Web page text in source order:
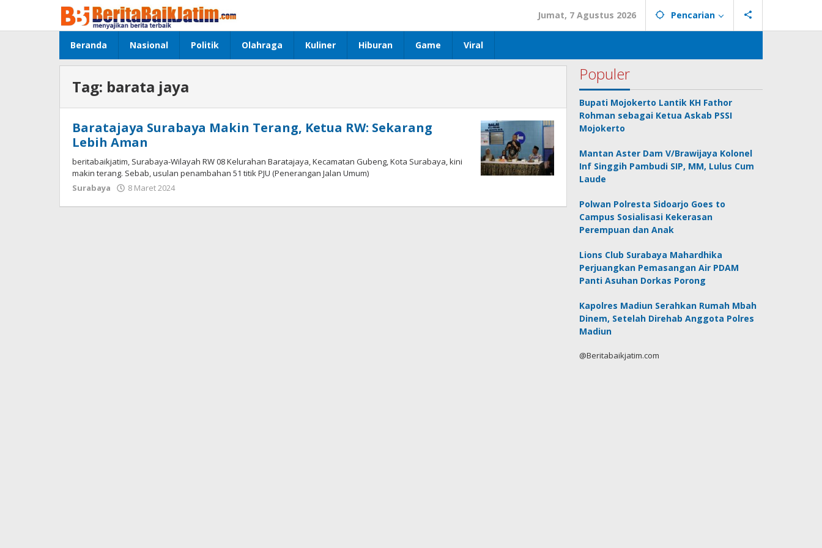
konten
Jumat, 7 Agustus 2026 Pencarian
Beranda Nasional Politik Olahraga Kuliner Hiburan Game Viral
Tag: barata jaya
Baratajaya Surabaya Makin Terang, Ketua RW: Sekarang
Lebih Aman
beritabaikjatim, Surabaya-Wilayah RW 08 Kelurahan Baratajaya, Kecamatan Gubeng, Kota Surabaya, kini
makin terang. Sebab, usulan penambahan 51 titik PJU (Penerangan Jalan Umum)
Surabaya
8 Maret 2024
Populer
Bupati Mojokerto Lantik KH Fathor
Rohman sebagai Ketua Askab PSSI
Mojokerto
Mantan Aster Dam V/Brawijaya Kolonel
Inf Singgih Pambudi SIP, MM, Lulus Cum
Laude
Polwan Polresta Sidoarjo Goes to
Campus Sosialisasi Kekerasan
Perempuan dan Anak
Lions Club Surabaya Mahardhika
Perjuangkan Pemasangan Air PDAM
Panti Asuhan Dorkas Porong
Kapolres Madiun Serahkan Rumah Mbah
Dinem, Setelah Direhab Anggota Polres
Madiun
@Beritabaikjatim.com